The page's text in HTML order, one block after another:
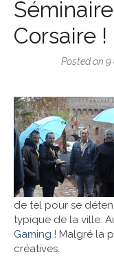
Corsaire !
Posted on 9
de tel pour se
typique de la ville.
Gaming ! Malgré la
créatives.